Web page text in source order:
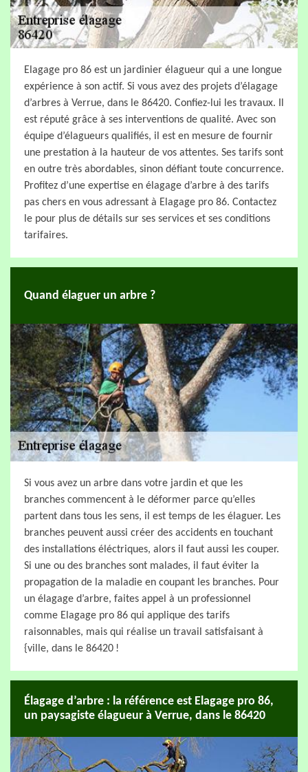
Elagage pro 86 est un jardinier élagueur qui a une longue
expérience à son actif. Si vous avez des projets d’élagage
d’arbres à Verrue, dans le 86420. Confiez-lui les travaux. Il
est réputé grâce à ses interventions de qualité. Avec son
équipe d’élagueurs qualifiés, il est en mesure de fournir
une prestation à la hauteur de vos attentes. Ses tarifs sont
en outre très abordables, sinon défiant toute concurrence.
Profitez d’une expertise en élagage d’arbre à des tarifs
pas chers en vous adressant à Elagage pro 86. Contactez
le pour plus de détails sur ses services et ses conditions
tarifaires.
Quand élaguer un arbre ?
Si vous avez un arbre dans votre jardin et que les
branches commencent à le déformer parce qu’elles
partent dans tous les sens, il est temps de les élaguer. Les
branches peuvent aussi créer des accidents en touchant
des installations éléctriques, alors il faut aussi les couper.
Si une ou des branches sont malades, il faut éviter la
propagation de la maladie en coupant les branches. Pour
un élagage d’arbre, faites appel à un professionnel
comme Elagage pro 86 qui applique des tarifs
raisonnables, mais qui réalise un travail satisfaisant à
{ville, dans le 86420 !
Élagage d’arbre : la référence est Elagage pro 86,
un paysagiste élagueur à Verrue, dans le 86420